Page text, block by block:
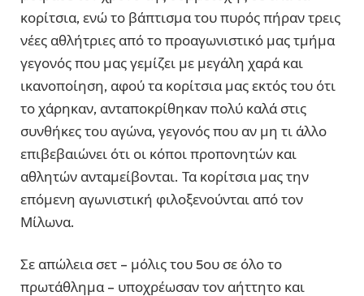
κορίτσια, ενώ το βάπτισμα του πυρός πήραν τρεις
νέες αθλήτριες από το προαγωνιστικό μας τμήμα
γεγονός που μας γεμίζει με μεγάλη χαρά και
ικανοποίηση, αφού τα κορίτσια μας εκτός του ότι
το χάρηκαν, ανταποκρίθηκαν πολύ καλά στις
συνθήκες του αγώνα, γεγονός που αν μη τι άλλο
επιβεβαιώνει ότι οι κόποι προπονητών και
αθλητών ανταμείβονται. Τα κορίτσια μας την
επόμενη αγωνιστική φιλοξενούνται από τον
Μίλωνα.
Σε απώλεια σετ – μόλις του 5ου σε όλο το
πρωτάθλημα – υποχρέωσαν τον αήττητο και